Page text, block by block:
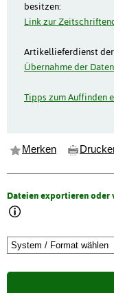
besitzen:
Link zur
Artikellieferdienst
Übernahme der
Tipps zum Auffinden
Merken
Dateien exportieren oder